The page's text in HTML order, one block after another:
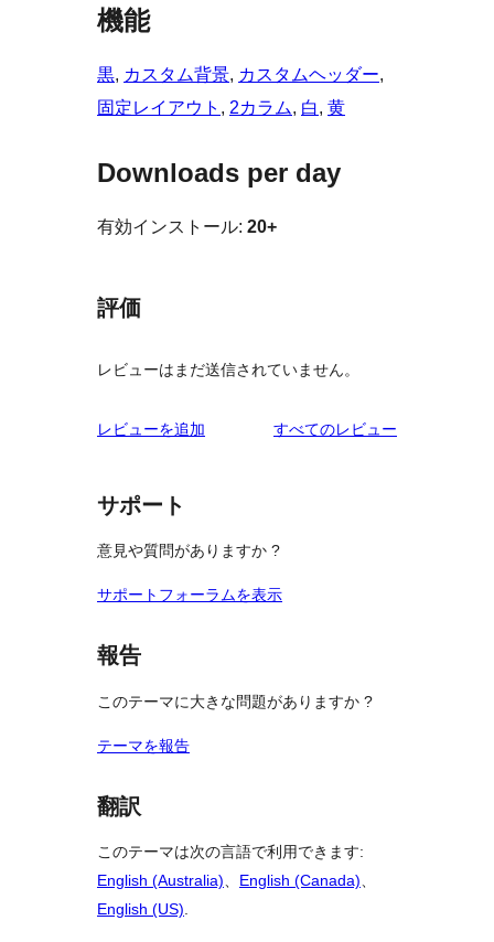
機能
黒, カスタム背景, カスタムヘッダー
固定レイアウト , 2カラム, 白, 黄
Downloads per day
有効インストール: 20+
評価
レビューはまだ送信されていません。
レビューを追加 すべてのレビュー
サポート
意見や質問がありますか ?
サポートフォーラムを表示
報告
このテーマに大きな問題がありますか ?
テーマを報告
翻訳
このテーマは次の言語で利用できます:
English (Australia)、 English (Canada)、
English (US).